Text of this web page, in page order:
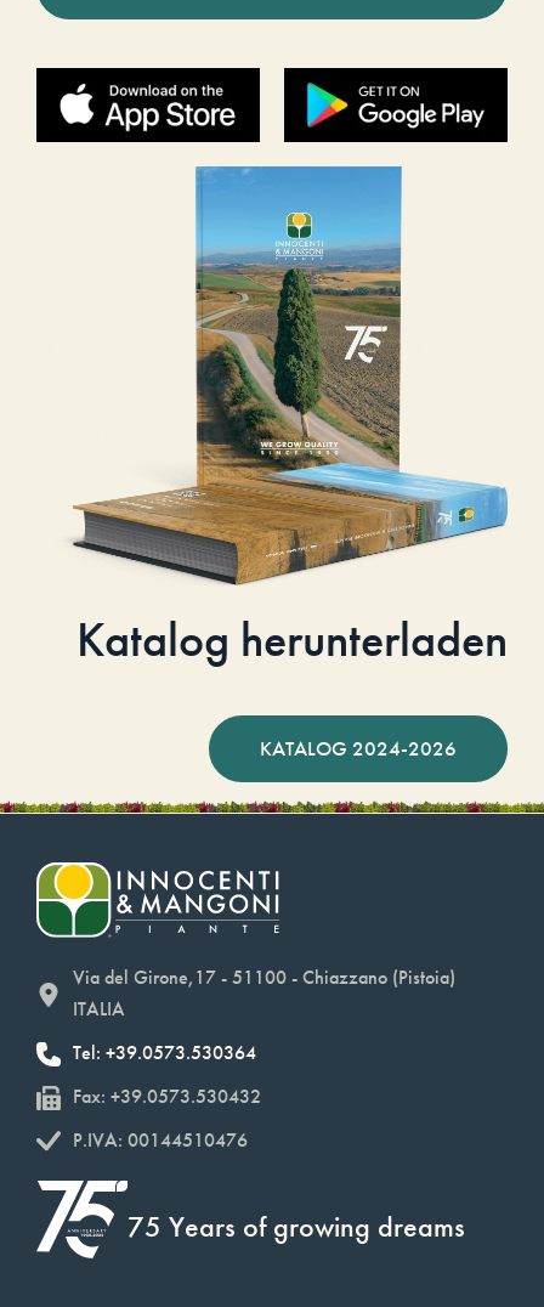
Katalog herunterladen
KATALOG 2024-2026
Via del Girone,17 - 51100 - Chiazzano (Pistoia)
ITALIA
Tel: +39.0573.530364
Fax: +39.0573.530432
P.IVA: 00144510476
75 Years of growing dreams